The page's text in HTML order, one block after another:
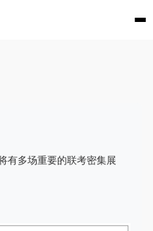
有多场重要的联考密集展